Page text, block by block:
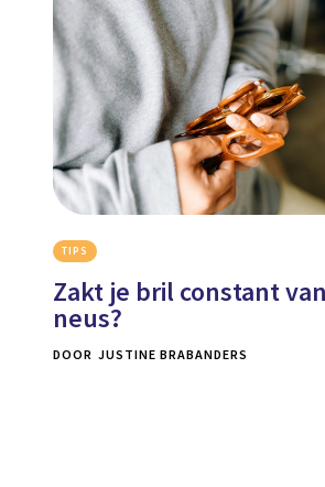
TIPS
Zakt je bril constant
neus?
DOOR JUSTINE BRABANDERS